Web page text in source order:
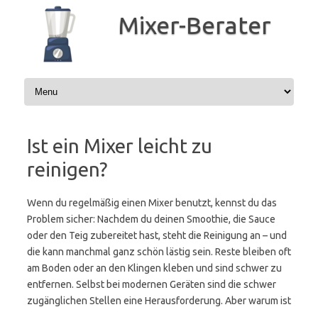
springen
Mixer-Berater
Ist ein Mixer leicht zu
reinigen?
Wenn du regelmäßig einen Mixer benutzt, kennst du das
Problem sicher: Nachdem du deinen Smoothie, die Sauce
oder den Teig zubereitet hast, steht die Reinigung an – und
die kann manchmal ganz schön lästig sein. Reste bleiben oft
am Boden oder an den Klingen kleben und sind schwer zu
entfernen. Selbst bei modernen Geräten sind die schwer
zugänglichen Stellen eine Herausforderung. Aber warum ist